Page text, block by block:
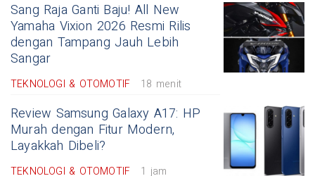
Sang Raja Ganti Baju! All New
Yamaha Vixion 2026 Resmi Rilis
dengan Tampang Jauh Lebih
Sangar
TEKNOLOGI & OTOMOTIF 18 menit
Review Samsung Galaxy A17: HP
Murah dengan Fitur Modern,
Layakkah Dibeli?
TEKNOLOGI & OTOMOTIF 1 jam